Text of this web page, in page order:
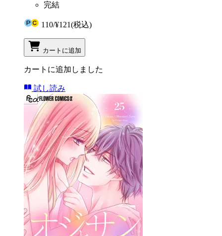
完結
110/¥121(税込)
カートに追加
カートに追加しました
試し読み